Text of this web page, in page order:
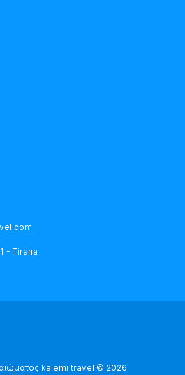
- Tirana
kalemi travel © 2026